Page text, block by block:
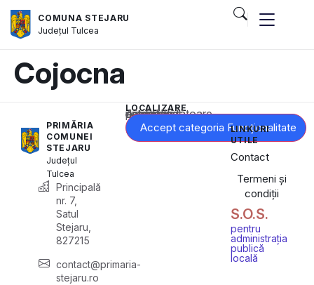
COMUNA STEJARU
Județul Tulcea
Cojocna
PRIMĂRIA
COMUNEI
STEJARU
Județul
Tulcea
Principală
nr. 7,
Satul
Stejaru,
827215
contact@primaria-
stejaru.ro
LOCALIZARE
Acest conținut este blocat până când acceptați categoria corespunzătoare de cookie-uri.
Accept categoria Funcționalitate
LINKURI
UTILE
Contact
Termeni și
condiții
S.O.S.
pentru
administrația
publică
locală